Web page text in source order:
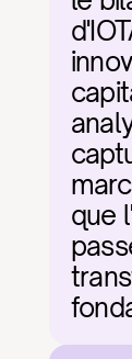
que